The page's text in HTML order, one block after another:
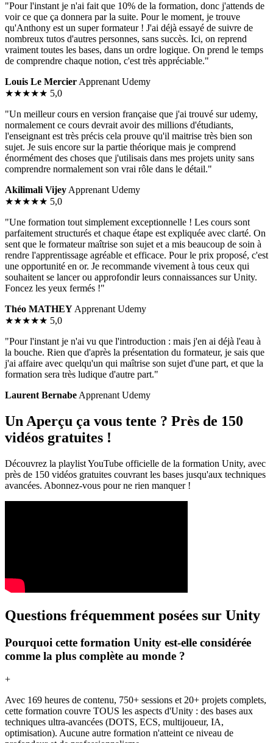
"Pour l'instant je n'ai fait que 10% de la formation, donc j'attends de
voir ce que ça donnera par la suite. Pour le moment, je trouve
qu'Anthony est un super formateur ! J'ai déjà essayé de suivre de
nombreux tutos d'autres personnes, sans succès. Ici, on reprend
vraiment toutes les bases, dans un ordre logique. On prend le temps
de comprendre chaque notion, c'est très appréciable."
Louis Le Mercier Apprenant Udemy
★★★★★ 5,0
"Un meilleur cours en version française que j'ai trouvé sur udemy,
normalement ce cours devrait avoir des millions d'étudiants,
l'enseignant est très précis cela prouve qu'il maitrise très bien son
sujet. Je suis encore sur la partie théorique mais je comprend
énormément des choses que j'utilisais dans mes projets unity sans
comprendre normalement son vrai rôle dans le détail."
Akilimali Vijey Apprenant Udemy
★★★★★ 5,0
"Une formation tout simplement exceptionnelle ! Les cours sont
parfaitement structurés et chaque étape est expliquée avec clarté. On
sent que le formateur maîtrise son sujet et a mis beaucoup de soin à
rendre l'apprentissage agréable et efficace. Pour le prix proposé, c'est
une opportunité en or. Je recommande vivement à tous ceux qui
souhaitent se lancer ou approfondir leurs connaissances sur Unity.
Foncez les yeux fermés !"
Théo MATHEY Apprenant Udemy
★★★★★ 5,0
"Pour l'instant je n'ai vu que l'introduction : mais j'en ai déjà l'eau à
la bouche. Rien que d'après la présentation du formateur, je sais que
j'ai affaire avec quelqu'un qui maîtrise son sujet d'une part, et que la
formation sera très ludique d'autre part."
Laurent Bernabe Apprenant Udemy
Un Aperçu ça vous tente ? Près de 150
vidéos gratuites !
Découvrez la playlist YouTube officielle de la formation Unity, avec
près de 150 vidéos gratuites couvrant les bases jusqu'aux techniques
avancées. Abonnez-vous pour ne rien manquer !
Questions fréquemment posées sur Unity
Pourquoi cette formation Unity est-elle considérée
comme la plus complète au monde ?
+
Avec 169 heures de contenu, 750+ sessions et 20+ projets complets,
cette formation couvre TOUS les aspects d'Unity : des bases aux
techniques ultra-avancées (DOTS, ECS, multijoueur, IA,
optimisation). Aucune autre formation n'atteint ce niveau de